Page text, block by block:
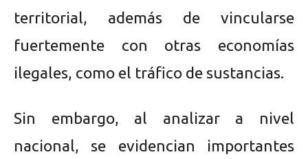
territorial, además de vincularse
fuertemente con otras economías
ilegales, como el tráfico de sustancias.
Sin embargo, al analizar a nivel
nacional, se evidencian importantes